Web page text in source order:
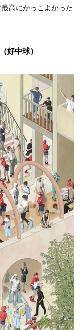
高にかっこよかった
好中球）